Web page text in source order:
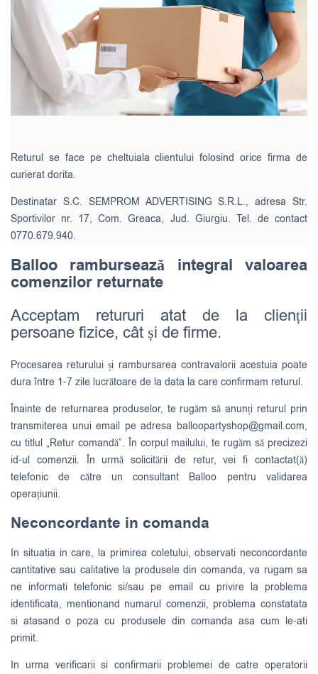
Returul se face pe cheltuiala clientului folosind orice firma de
curierat dorita.
Destinatar S.C. SEMPROM ADVERTISING S.R.L., adresa Str.
Sportivilor nr. 17, Com. Greaca, Jud. Giurgiu. Tel. de contact
0770.679.940.
Balloo rambursează integral valoarea
comenzilor returnate
Acceptam retururi atat de la clienții
persoane fizice, cât și de firme.
Procesarea returului și rambursarea contravalorii acestuia poate
dura între 1-7 zile lucrătoare de la data la care confirmam returul.
Înainte de returnarea produselor, te rugăm să anunți returul prin
transmiterea unui email pe adresa balloopartyshop@gmail.com,
cu titlul „Retur comandă”. În corpul mailului, te rugăm să precizezi
id-ul comenzii. În urmă solicitării de retur, vei fi contactat(ă)
telefonic de către un consultant Balloo pentru validarea
operațiunii.
Neconcordante in comanda
In situatia in care, la primirea coletului, observati neconcordante
cantitative sau calitative la produsele din comanda, va rugam sa
ne informati telefonic si/sau pe email cu privire la problema
identificata, mentionand numarul comenzii, problema constatata
si atasand o poza cu produsele din comanda asa cum le-ati
primit.
In urma verificarii si confirmarii problemei de catre operatorii